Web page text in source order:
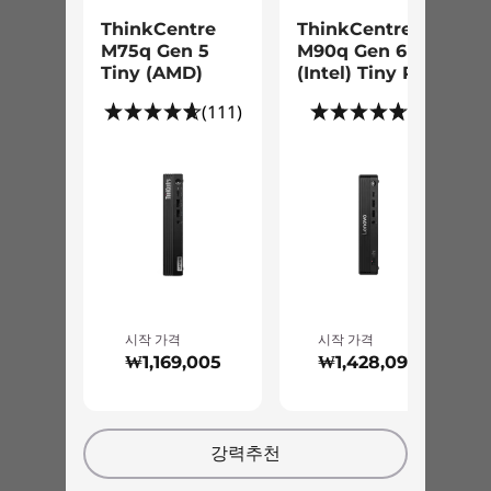
독점적인 레노버 Vantage 소프트웨어를 사용하면
PC 관리 시간을 줄이고 게임 플레이에 더 많은 시간을
할애할 수 있습니다. 이 올인원 제품군에는 검증된 프
팬 컨트롤은 안정적인 냉각을 제공합니다. 편리한 성능
대시보드도 있어 언제든지 PC의 실행 상태를 파악할
레노버 Vantage에 몸을 맡
ThinkCentre
M75q Gen 5
Tiny (AMD)
(111)
시작 가격
₩1,169,005
ThinkCentre
M90q Gen 6
(Intel) Tiny PC
(9)
시작 가격
₩1,428,094
강력추천